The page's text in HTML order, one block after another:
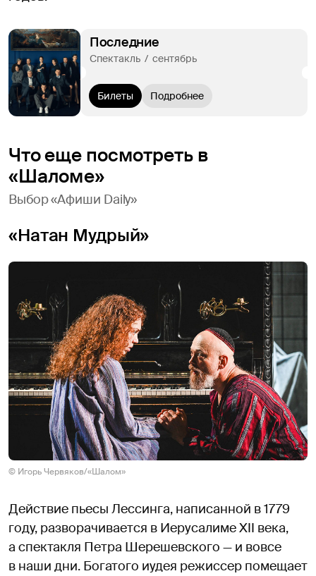
Последние
Спектакль  /  сентябрь
Билеты Подробнее
Что еще посмотреть в
«Шаломе»
Выбор «Афиши Daily»
«Натан Мудрый»
© Игорь Червяков/«Шалом»
Действие пьесы Лессинга, написанной в 1779
году, разворачивается в Иерусалиме XII века,
а спектакля Петра Шерешевского — и вовсе
в наши дни. Богатого иудея режиссер помещает